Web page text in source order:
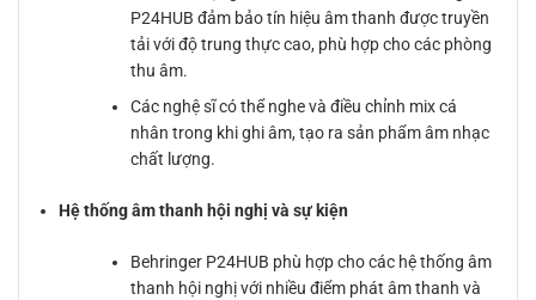
P24HUB đảm bảo tín hiệu âm thanh được truyền
tải với độ trung thực cao, phù hợp cho các phòng
thu âm.
Các nghệ sĩ có thể nghe và điều chỉnh mix cá
nhân trong khi ghi âm, tạo ra sản phẩm âm nhạc
chất lượng.
Hệ thống âm thanh hội nghị và sự kiện
Behringer P24HUB phù hợp cho các hệ thống âm
thanh hội nghị với nhiều điểm phát âm thanh và